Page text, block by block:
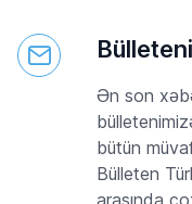
Ən son
bütün
Bülleten